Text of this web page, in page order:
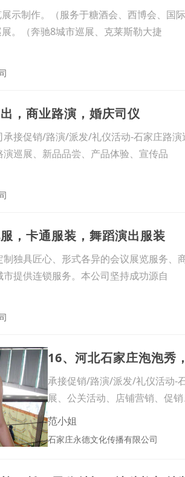
示制作。（服务于糖酒会、西博会、
。（奔驰8城市巡展、克莱斯勒大捷
，商业路演，婚庆司仪
接促销/路演/派发/礼仪活动-石家庄路
巡展、新品品尝、产品体验、宣传品
，卡通服装，舞蹈演出服装
独具匠心、形式各异的会议展览服务
提供连锁服务。本公司坚持成功源自
16、河北石家庄泡泡秀
承接促销/路演/派发/礼仪活动-
展、公关活动、店铺营销、促
范小姐
石家庄永德文化传播有限公司